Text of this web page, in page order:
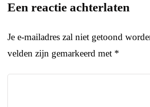
Een reactie achterlaten
Je e-mailadres zal niet getoond
velden zijn gemarkeerd met *